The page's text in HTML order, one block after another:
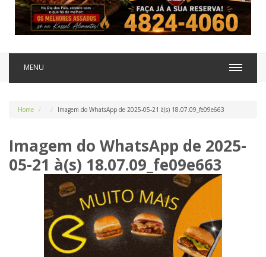
MENU
Home Imagem do WhatsApp de 2025-05-21 à(s) 18.07.09_fe09e663
Imagem do WhatsApp de 2025-
05-21 à(s) 18.07.09_fe09e663